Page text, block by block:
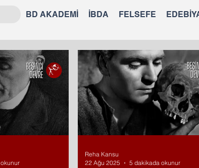
BD AKADEMİ İBDA FELSEFE
Reha Kansu
22 Ağu 2025
5 dakikada okunur